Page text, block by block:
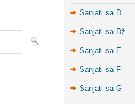
Sanjati sa Đ
Sanjati sa Dž
Sanjati sa E
Sanjati sa F
Sanjati sa G